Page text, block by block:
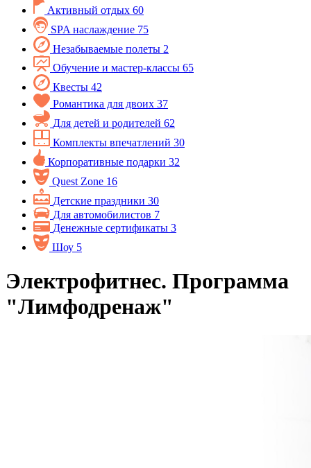
Активный отдых 60
SPA наслаждение 75
Незабываемые полеты 2
Обучение и мастер-классы 65
Квесты 42
Романтика для двоих 37
Для детей и родителей 62
Комплекты впечатлений 30
Корпоративные подарки 32
Quest Zone 16
Детские праздники 30
Для автомобилистов 7
Денежные сертификаты 3
Шоу 5
Электрофитнес. Программа
"Лимфодренаж"